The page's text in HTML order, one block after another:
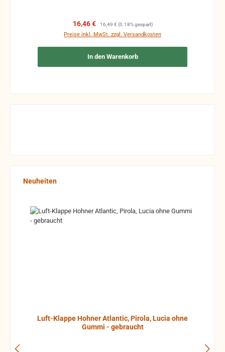
Verkaufspreis:
16,46 € Regulärer Preis:
16,49 € (0.18% gespart)
Preise inkl. MwSt. zzgl. Versandkosten
In den Warenkorb
Produktgalerie überspringen
Neuheiten
Luft-Klappe Hohner Atlantic, Pirola, Lucia ohne
Gummi - gebraucht